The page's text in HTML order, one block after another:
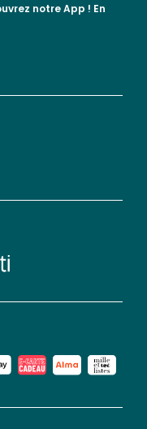
notre App ! En